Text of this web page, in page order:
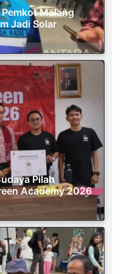
Malang
Jadi Solar
Pilah
Academy 2026